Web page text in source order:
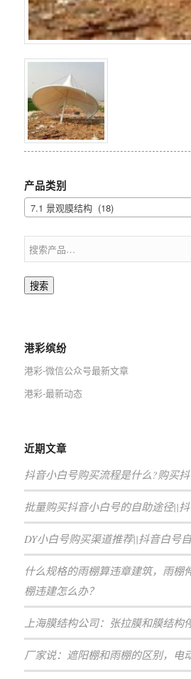
产品类别
7.1 景观膜结构 (18)
搜索
港彩缤纷
港彩-微信公众号最新文章
港彩-最新动态
近期文章
抖音小白号购买流程是什么?购买
批量购买抖音小白号的自助途径||
DY小白号购买渠道推荐||抖音白号
什么规格的雨棚算违章建筑，雨棚
棚违建怎么办？
上海膜结构公司：张拉膜和膜结构
厂家说：遮阳棚和雨棚的区别，电